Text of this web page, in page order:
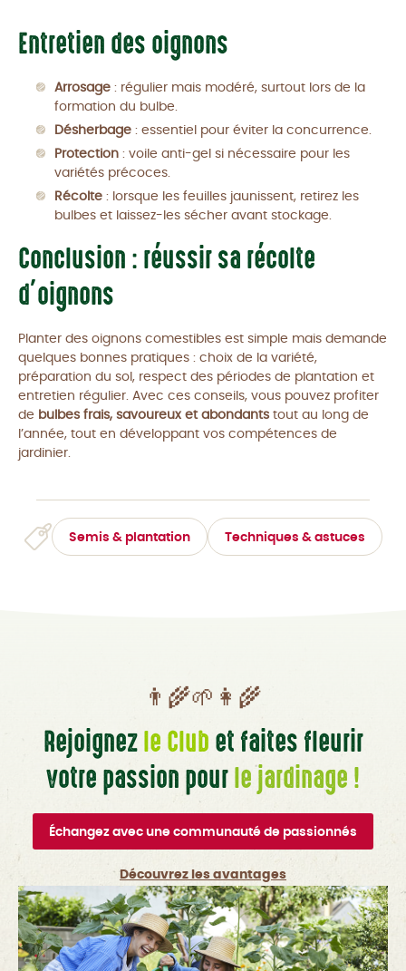
Entretien des oignons
Arrosage : régulier mais modéré, surtout lors de la
formation du bulbe.
Désherbage : essentiel pour éviter la concurrence.
Protection : voile anti-gel si nécessaire pour les
variétés précoces.
Récolte : lorsque les feuilles jaunissent, retirez les
bulbes et laissez-les sécher avant stockage.
Conclusion : réussir sa récolte
d’oignons
Planter des oignons comestibles est simple mais demande
quelques bonnes pratiques : choix de la variété,
préparation du sol, respect des périodes de plantation et
entretien régulier. Avec ces conseils, vous pouvez profiter
de bulbes frais, savoureux et abondants tout au long de
l’année, tout en développant vos compétences de
jardinier.
Semis & plantation Techniques & astuces
👨‍🌾🌱👩‍🌾
Rejoignezle Clubet faites fleurir
votre passion pourle jardinage !
Échangez avec une communauté de passionnés
Découvrez les avantages